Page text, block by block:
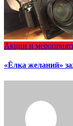
Акции и
«Ёлка желаний»